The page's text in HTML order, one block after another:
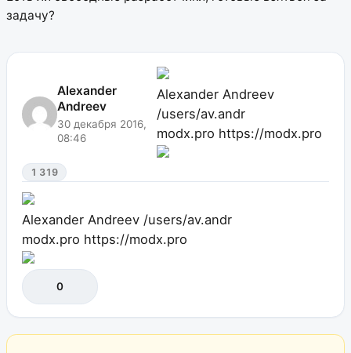
задачу?
Alexander
Andreev
30 декабря 2016,
08:46
Alexander Andreev
/users/av.andr
modx.pro https://modx.pro
1 319
Alexander Andreev /users/av.andr
modx.pro https://modx.pro
0